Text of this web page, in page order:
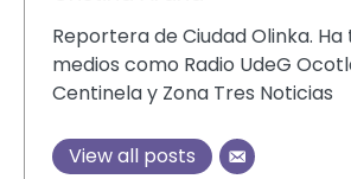
Reportera de Ciudad Olinka.
medios como Radio UdeG
Centinela y Zona Tres Noticias
View all posts